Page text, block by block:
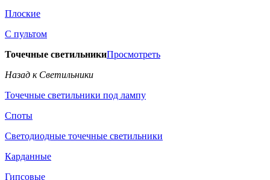
Плоские
С пультом
Точечные светильникиПросмотреть
Назад к Светильники
Точечные светильники под лампу
Споты
Светодиодные точечные светильники
Карданные
Гипсовые